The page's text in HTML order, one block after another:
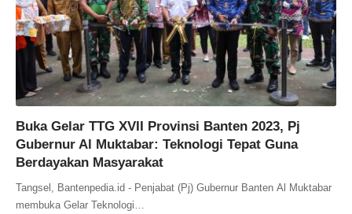
Buka Gelar TTG XVII Provinsi Banten 2023, Pj
Gubernur Al Muktabar: Teknologi Tepat Guna
Berdayakan Masyarakat
Tangsel, Bantenpedia.id - Penjabat (Pj) Gubernur Banten Al Muktabar
membuka Gelar Teknologi…